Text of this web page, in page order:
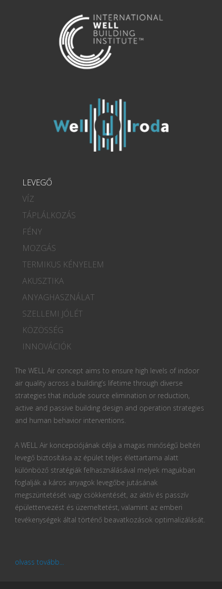
LEVEGŐ
VÍZ
TÁPLÁLKOZÁS
FÉNY
MOZGÁS
TERMIKUS KÉNYELEM
AKUSZTIKA
ANYAGHASZNÁLAT
SZELLEMI JÓLÉT
KÖZÖSSÉG
INNOVÁCIÓK
The WELL Air concept aims to ensure high levels of indoor
air quality across a building’s lifetime through diverse
strategies that include source elimination or reduction,
active and passive building design and operation strategies
and human behavior interventions.
A WELL Air koncepciójának célja a magas minőségű beltéri
levegő biztosítása az épület teljes élettartama alatt
különböző stratégiák felhasználásával melyek magukban
foglalják a káros anyagok levegőbe jutásának
megszüntetését vagy csökkentését, az aktív és passzív
épülettervezést és üzemeltetést, valamint az emberi
tevékenységek által történő beavatkozások optimalizálását.
olvass tovább...